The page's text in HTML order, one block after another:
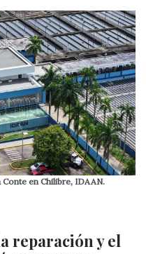
en Chilibre, IDAAN.
reparación y el